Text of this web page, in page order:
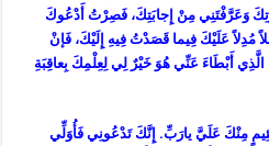
وَعَرَّفْتَنِي مِنْ إِجابَتِكَ، فَصِرْتُ أَدْعُوكَ
مُدِلاً عَلَيْكَ فِيما قَصَدْتُ فِيهِ إِلَيْكَ، فَإنْ
أَبْطَاءَ عَنِّي هُوَ خَيْرٌ لِي لِعِلْمِكَ بِعاقِبَةِ
مِنْكَ عَلَيَّ يارَبِّ. إِنَّكَ تَدْعُونِي فَأُوَلِّي